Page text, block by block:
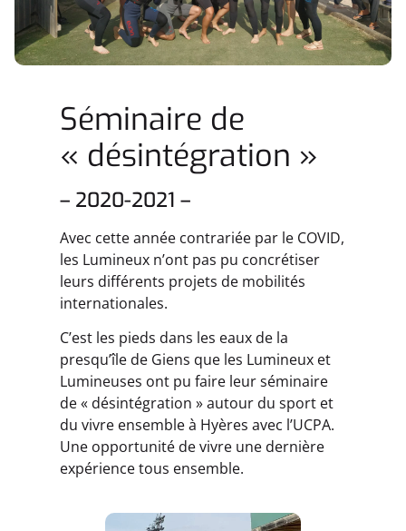
Séminaire de
« désintégration »
– 2020-2021 –
Avec cette année contrariée par le COVID,
les Lumineux n’ont pas pu concrétiser
leurs différents projets de mobilités
internationales.
C’est les pieds dans les eaux de la
presqu’île de Giens que les Lumineux et
Lumineuses ont pu faire leur séminaire
de « désintégration » autour du sport et
du vivre ensemble à Hyères avec l’UCPA.
Une opportunité de vivre une dernière
expérience tous ensemble.